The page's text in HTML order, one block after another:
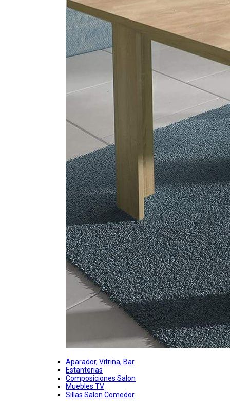
Aparador, Vitrina, Bar
Estanterias
Composiciones Salon
Muebles TV
Sillas Salon Comedor